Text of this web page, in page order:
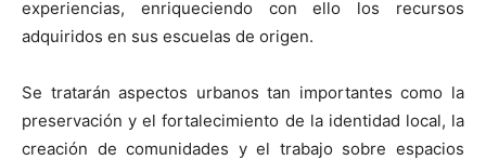
experiencias, enriqueciendo con ello los recursos
adquiridos en sus escuelas de origen.
Se tratarán aspectos urbanos tan importantes como la
preservación y el fortalecimiento de la identidad local, la
creación de comunidades y el trabajo sobre espacios